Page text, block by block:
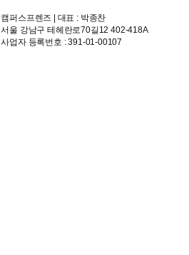
캠퍼스프렌즈 | 대표 : 박종찬
서울 강남구 테헤란로70길12 402-418A
사업자 등록번호 : 391-01-00107